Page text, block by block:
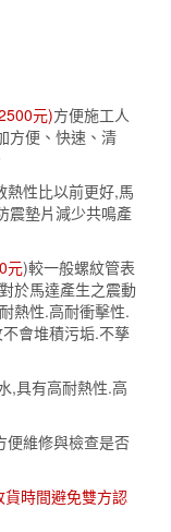
元)方便施工人
方便、快速、清
熱性比以前更好,馬
震墊片減少共鳴產
元)較一般螺紋管表
於馬達產生之震動
熱性.高耐衝擊性.
會堆積污垢.不孳
,具有高耐熱性.高
便維修與檢查是否
時間避免雙方認